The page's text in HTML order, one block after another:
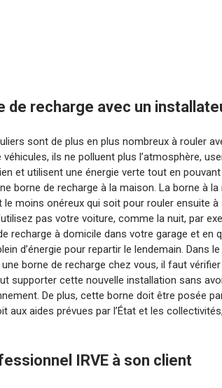
de recharge avec un
sont de plus en plus nombreux à rouler
ils ne polluent plus l’atmosphère,
et utilisent une énergie verte tout en
borne de recharge à la maison. La borne à la
moins onéreux qui soit pour rouler ensuite à
pas votre voiture, comme la nuit, par
recharge à domicile dans votre garage et en
d’énergie pour repartir le lendemain. Dans
borne de recharge chez vous, il faut
supporter cette nouvelle installation sans
De plus, cette borne doit être posée
aux aides prévues par l’État et les
IRVE à son client